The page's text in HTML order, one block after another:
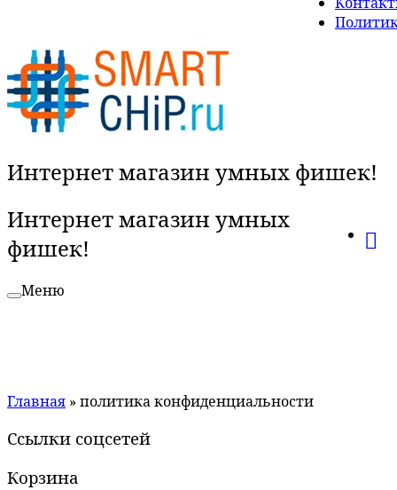
Интернет магазин умных фишек!
Интернет магазин умных
фишек!
Меню
Главная » политика конфиденциальности
Ссылки соцсетей
Корзина